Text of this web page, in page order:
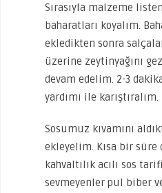
Sırasıyla malzeme
baharatları koyalım.
ekledikten sonra
üzerine zeytinyağını
devam edelim. 2-3
yardımı ile karıştıralım.
Sosumuz kıvamını
ekleyelim. Kısa bir süre
kahvaltılık acılı sos
sevmeyenler pul biber